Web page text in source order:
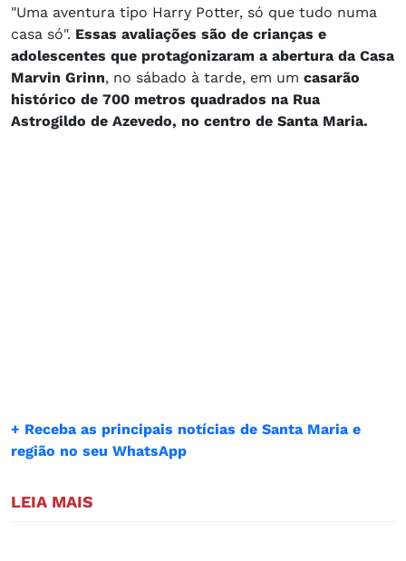
"Uma aventura tipo Harry Potter, só que tudo numa
casa só". Essas avaliações são de crianças e
adolescentes que protagonizaram a abertura da Casa
Marvin Grinn, no sábado à tarde, em um casarão
histórico de 700 metros quadrados na Rua
Astrogildo de Azevedo, no centro de Santa Maria.
+ Receba as principais notícias de Santa Maria e
região no seu WhatsApp
LEIA MAIS